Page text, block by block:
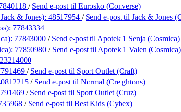
/ Send e-post til Eurosko (Converse)
& Jones): 48517954 / Send e-post til Jack & Jones
77843334
77843000 / Send e-post til Apotek 1 Senja (Cosmica)
77850980 / Send e-post til Apotek 1 Valen (Cosmica)
23214000
/ Send e-post til Sport Outlet (Craft)
/ Send e-post til Normal (Creightons)
/ Send e-post til Sport Outlet (Cruz)
/ Send e-post til Best Kids (Cybex)